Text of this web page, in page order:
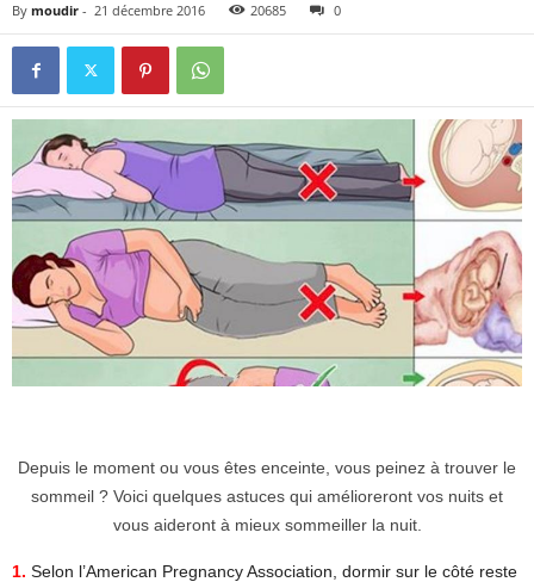
By moudir - 21 décembre 2016 20685 0
Depuis le moment ou vous êtes enceinte, vous peinez à trouver le
sommeil ? Voici quelques astuces qui amélioreront vos nuits et
vous aideront à mieux sommeiller la nuit.
1. Selon l’American Pregnancy Association, dormir sur le côté reste